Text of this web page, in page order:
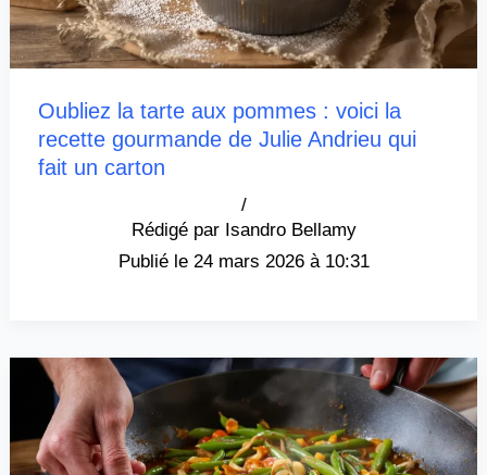
Oubliez la tarte aux pommes : voici la
recette gourmande de Julie Andrieu qui
fait un carton
Isandro Bellamy
/
24 mars 2026 à 10:31